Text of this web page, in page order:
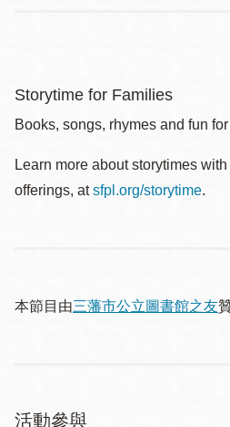
Storytime for Families
Books, songs, rhymes and fun
Learn more about storytimes
offerings, atsfpl.org/storytime.
本節目由三藩市公立圖書館之友
活動參與